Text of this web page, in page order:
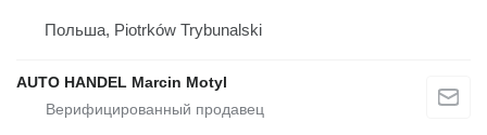
Польша, Piotrków Trybunalski
AUTO HANDEL Marcin Motyl